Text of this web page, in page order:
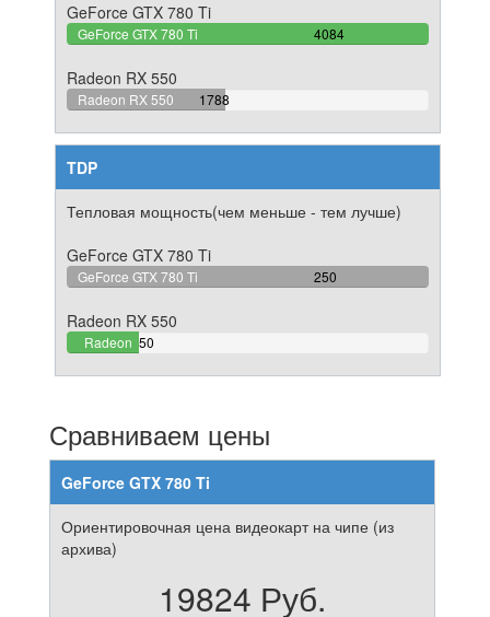
GeForce GTX 780 Ti
GeForce GTX 780 Ti 4084
100%
Radeon RX 550
Radeon RX 550 1788
43.780607247796%
TDP
Тепловая мощность(чем меньше - тем лучше)
GeForce GTX 780 Ti
GeForce GTX 780 Ti 250
100%
Radeon RX 550
Radeon 50
20%
Сравниваем цены
GeForce GTX 780 Ti
Ориентировочная цена видеокарт на чипе (из
архива)
19824 Руб.